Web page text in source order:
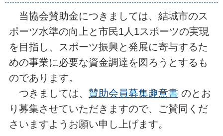
当協会賛助金につきましては、結城市のス
ポーツ水準の向上と市民1人1スポーツの実現
を目指し、スポーツ振興と発展に寄与するた
めの事業に必要な資金調達を図ろうとするも
のであります。
つきましては、 賛助会員募集趣意書のとお
り募集させていただきますので、ご賛同くだ
さいますようお願い申し上げます。